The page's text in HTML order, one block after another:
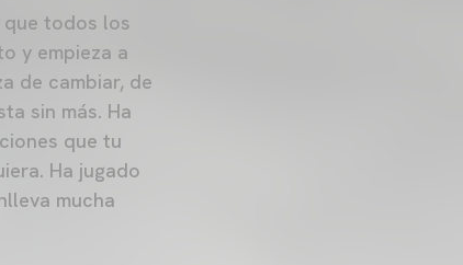
que todos los
y empieza a
de cambiar, de
sin más. Ha
que tu
Ha jugado
mucha